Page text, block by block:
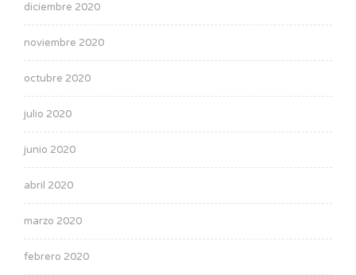
diciembre 2020
noviembre 2020
octubre 2020
julio 2020
junio 2020
abril 2020
marzo 2020
febrero 2020